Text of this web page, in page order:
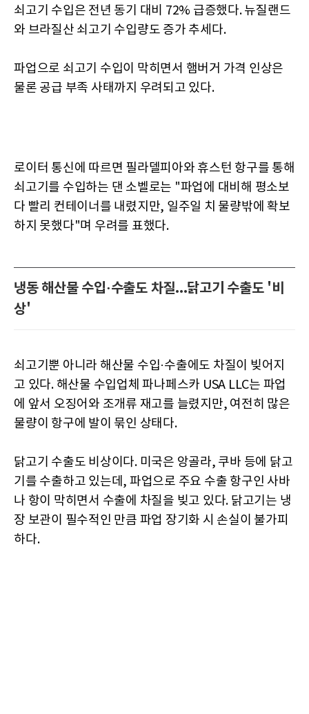
쇠고기 수입은 전년 동기 대비 72% 급증했다. 뉴질랜드
와 브라질산 쇠고기 수입량도 증가 추세다.
파업으로 쇠고기 수입이 막히면서 햄버거 가격 인상은
물론 공급 부족 사태까지 우려되고 있다.
로이터 통신에 따르면 필라델피아와 휴스턴 항구를 통해
쇠고기를 수입하는 댄 소벨로는 "파업에 대비해 평소보
다 빨리 컨테이너를 내렸지만, 일주일 치 물량밖에 확보
하지 못했다"며 우려를 표했다.
냉동 해산물 수입·수출도 차질...닭고기 수출도 '비
상'
쇠고기뿐 아니라 해산물 수입·수출에도 차질이 빚어지
고 있다. 해산물 수입업체 파나페스카 USA LLC는 파업
에 앞서 오징어와 조개류 재고를 늘렸지만, 여전히 많은
물량이 항구에 발이 묶인 상태다.
닭고기 수출도 비상이다. 미국은 앙골라, 쿠바 등에 닭고
기를 수출하고 있는데, 파업으로 주요 수출 항구인 사바
나 항이 막히면서 수출에 차질을 빚고 있다. 닭고기는 냉
장 보관이 필수적인 만큼 파업 장기화 시 손실이 불가피
하다.